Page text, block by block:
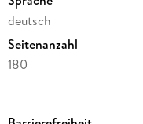
deutsch
Seitenanzahl
180